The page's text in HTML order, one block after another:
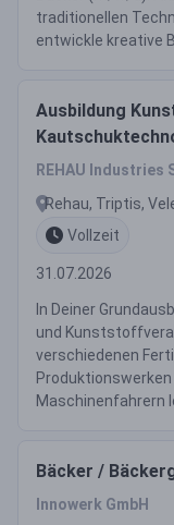
traditionellen
entwickle kreative
Ausbildung
REHAU Industries
Rehau, Triptis,
Vollzeit
31.07.2026
In Deiner
und
verschiedenen
Maschinenfahrern
Bäcker /
Innowerk GmbH